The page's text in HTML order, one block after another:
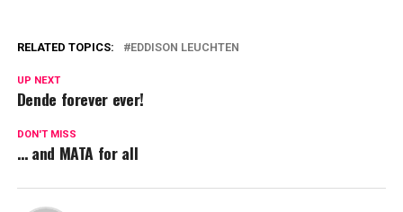
RELATED TOPICS: EDDISON LEUCHTEN
UP NEXT
Dende forever ever!
DON'T MISS
… and MATA for all